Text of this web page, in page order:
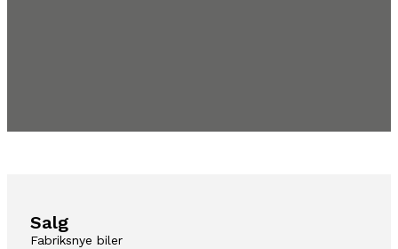
Salg
Fabriksnye biler